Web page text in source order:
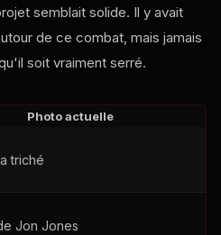
semblait solide. Il y avait
de ce combat, mais jamais
soit vraiment serré.
Photo actuelle
triché
Jon Jones